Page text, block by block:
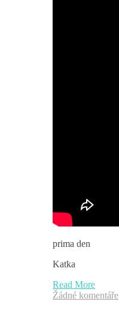
prima den
Katka
Read More
Žádné komentáře